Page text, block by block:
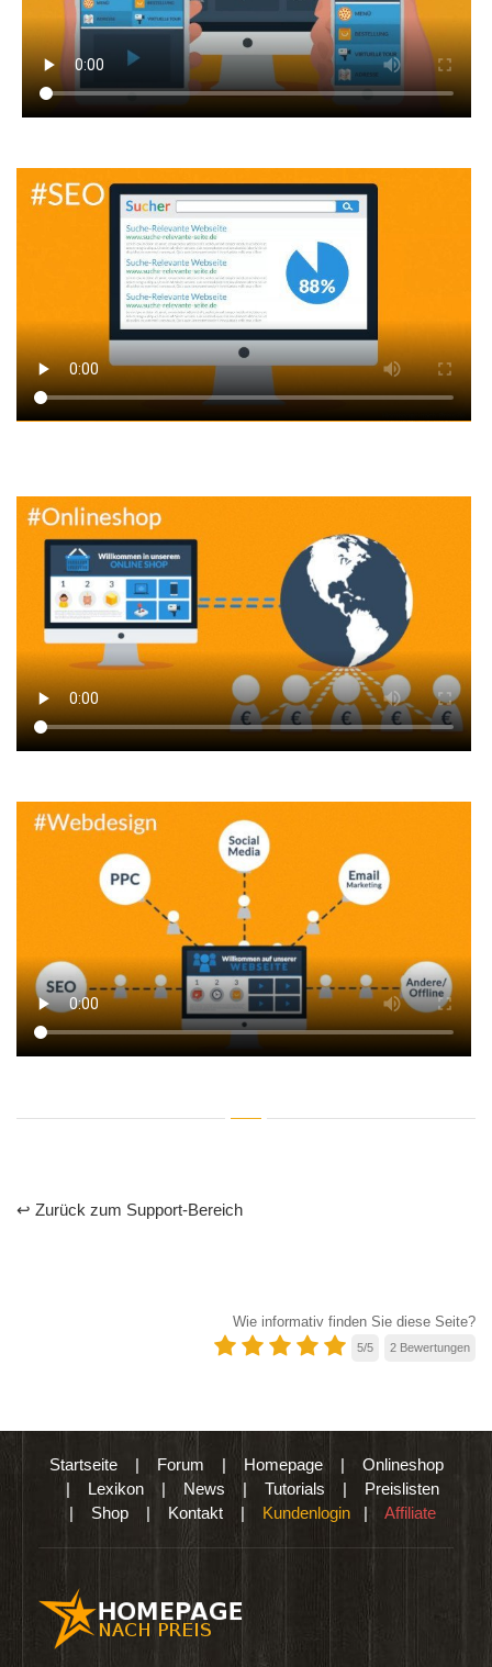
↩ Zurück zum Support-Bereich
Wie informativ finden Sie diese Seite?
5/5 2 Bewertungen
Startseite| Forum | Homepage| Onlineshop
| Lexikon | News | Tutorials | Preislisten
| Shop | Kontakt | Kundenlogin | Affiliate